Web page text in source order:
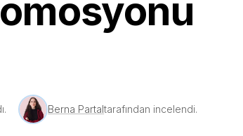
Berna Partaltarafından incelendi.